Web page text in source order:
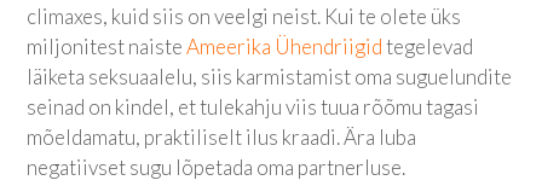
climaxes, kuid siis on veelgi neist. Kui te olete üks
miljonitest naisteAmeerika Ühendriigidtegelevad
läiketa seksuaalelu, siis karmistamist oma suguelundite
seinad on kindel, et tulekahju viis tuua rõõmu tagasi
mõeldamatu, praktiliselt ilus kraadi. Ära luba
negatiivset sugu lõpetada oma partnerluse.